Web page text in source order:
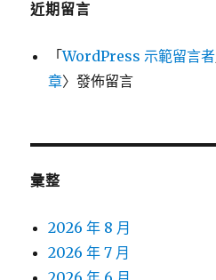
近期留言
「WordPress 示範留言者
章〉發佈留言
彙整
2026 年 8 月
2026 年 7 月